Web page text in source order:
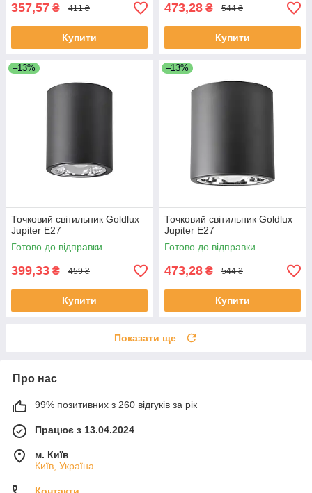
357,57 ₴ 411 ₴
Купити
473,28 ₴ 544 ₴
Купити
–13%
Точковий світильник Goldlux
Jupiter Е27
Готово до відправки
399,33 ₴ 459 ₴
Купити
–13%
Точковий світильник Goldlux
Jupiter Е27
Готово до відправки
473,28 ₴ 544 ₴
Купити
Показати ще
Про нас
99% позитивних з 260 відгуків за рік
Працює з 13.04.2024
м. Київ
Київ, Україна